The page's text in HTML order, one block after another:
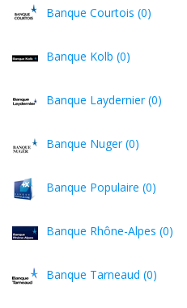
Banque Courtois (0)
Banque Kolb (0)
Banque Laydernier (0)
Banque Nuger (0)
Banque Populaire (0)
Banque Rhône-Alpes (0)
Banque Tarneaud (0)